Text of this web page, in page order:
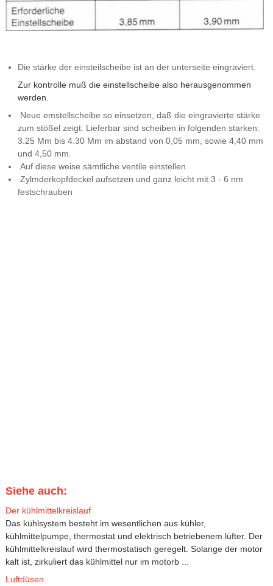
Die stärke der einsteilscheibe ist an der unterseite eingraviert.
Zur kontrolle muß die einstellscheibe also herausgenommen
werden.
Neue emstellscheibe so einsetzen, daß die eingravierte stärke
zum stößel zeigt. Lieferbar sind scheiben in folgenden starken:
3.25 Mm bis 4.30 Mm im abstand von 0,05 mm, sowie 4,40 mm
und 4,50 mm.
Auf diese weise sämtliche ventile einstellen.
Zylmderkopfdeckel aufsetzen und ganz leicht mit 3 - 6 nm
festschrauben
Siehe auch:
Der kühlmittelkreislauf
Das kühlsystem besteht im wesentlichen aus kühler,
kühlmittelpumpe, thermostat und elektrisch betriebenem lüfter. Der
kühlmittelkreislauf wird thermostatisch geregelt. Solange der motor
kalt ist, zirkuliert das kühlmittel nur im motorb ...
Luftdüsen